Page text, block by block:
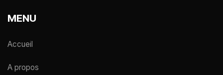
MENU
Accueil
A propos